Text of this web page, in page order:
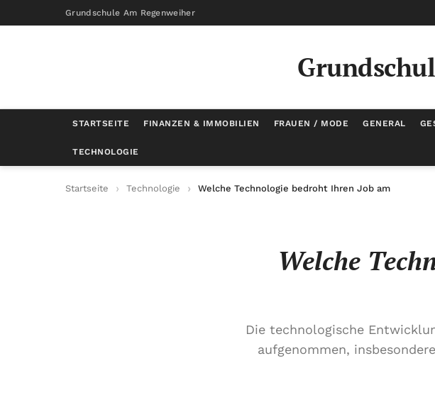
Grundschule Am Regenweiher
STARTSEITE FINANZEN & IMMOBILIEN FRAUEN / MODE GENERAL
TECHNOLOGIE
Startseite Technologie Welche Technologie bedroht Ihren Job am meisten?
Welche
Die technologische
aufgenommen,